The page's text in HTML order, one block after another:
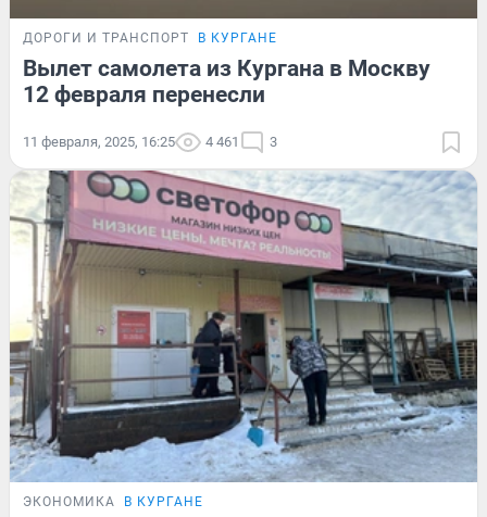
ДОРОГИ И ТРАНСПОРТ В КУРГАНЕ
Вылет самолета из Кургана в Москву
12 февраля перенесли
11 февраля, 2025, 16:25 4 461 3
ЭКОНОМИКА В КУРГАНЕ